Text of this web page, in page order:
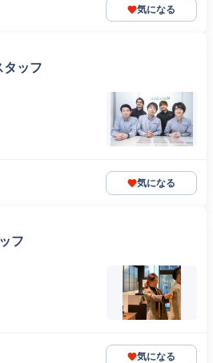
気になる
タッフ
気になる
フ
気になる